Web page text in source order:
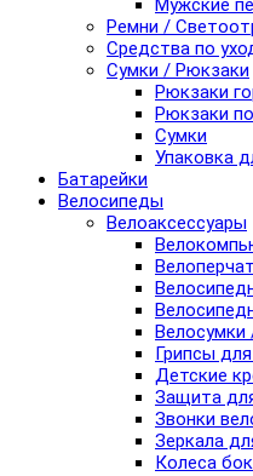
Мужские
Ремни /
Средства по
Сумки / Рюкзаки
Рюкзаки
Рюкзаки
Сумки
Упаковка
Батарейки
Велосипеды
Велоаксессуары
Грипсы
Детские
Защита
Звонки
Зеркала
Колеса